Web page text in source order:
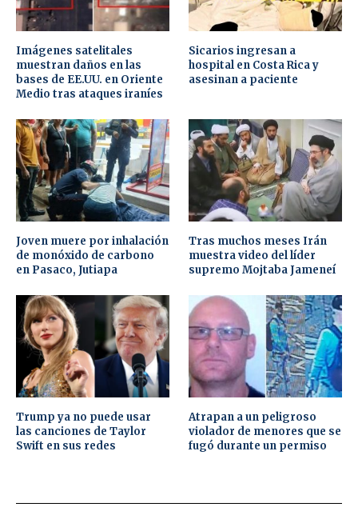
Imágenes satelitales
muestran daños en las
bases de EE.UU. en Oriente
Medio tras ataques iraníes
Sicarios ingresan a
hospital en Costa Rica y
asesinan a paciente
Joven muere por inhalación
de monóxido de carbono
en Pasaco, Jutiapa
Tras muchos meses Irán
muestra video del líder
supremo Mojtaba Jameneí
Trump ya no puede usar
las canciones de Taylor
Swift en sus redes
Atrapan a un peligroso
violador de menores que se
fugó durante un permiso